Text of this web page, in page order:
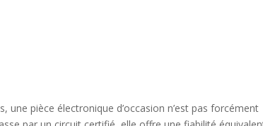
une pièce électronique d’occasion n’est pas forcément